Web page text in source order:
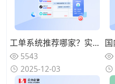
工单系统推荐哪家？实现与CRM/ERP深度集成的厂商盘点
5543
2025-12-03